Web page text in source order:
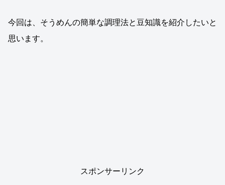
今回は、そうめんの簡単な調理法と豆知識を紹介したいと
思います。
スポンサーリンク